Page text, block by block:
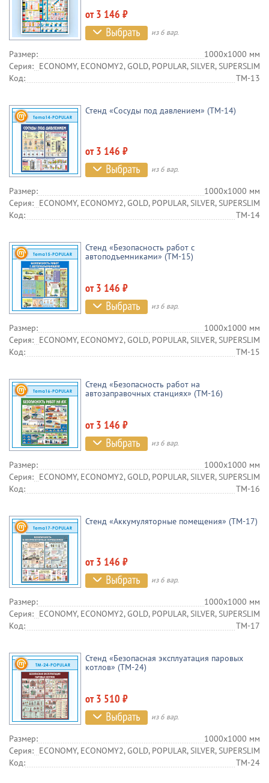
от 3 146 ₽
из 6 вар.
Размер:
1000х1000 мм
Серия: ECONOMY, ECONOMY2, GOLD, POPULAR, SILVER, SUPERSLIM
Код:
TM-13
Стенд «Сосуды под давлением» (TM-14)
от 3 146 ₽
из 6 вар.
Размер:
1000х1000 мм
Серия: ECONOMY, ECONOMY2, GOLD, POPULAR, SILVER, SUPERSLIM
Код:
TM-14
Стенд «Безопасность работ с
автоподъемниками» (TM-15)
от 3 146 ₽
из 6 вар.
Размер:
1000х1000 мм
Серия: ECONOMY, ECONOMY2, GOLD, POPULAR, SILVER, SUPERSLIM
Код:
TM-15
Стенд «Безопасность работ на
автозаправочных станциях» (TM-16)
от 3 146 ₽
из 6 вар.
Размер:
1000х1000 мм
Серия: ECONOMY, ECONOMY2, GOLD, POPULAR, SILVER, SUPERSLIM
Код:
TM-16
Стенд «Аккумуляторные помещения» (TM-17)
от 3 146 ₽
из 6 вар.
Размер:
1000х1000 мм
Серия: ECONOMY, ECONOMY2, GOLD, POPULAR, SILVER, SUPERSLIM
Код:
TM-17
Стенд «Безопасная эксплуатация паровых
котлов» (TM-24)
от 3 510 ₽
из 6 вар.
Размер:
1000х1000 мм
Серия: ECONOMY, ECONOMY2, GOLD, POPULAR, SILVER, SUPERSLIM
Код:
TM-24